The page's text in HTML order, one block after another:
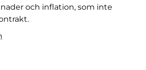
och inflation, som inte